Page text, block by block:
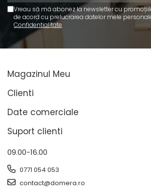
Vreau să mă abonez la newsletter cu
de acord cu prelucrarea datelor mele
Confidentialitate
Magazinul Meu
Clienti
Date comerciale
Suport clienti
09.00-16.00
0771 054 053
contact@domera.ro